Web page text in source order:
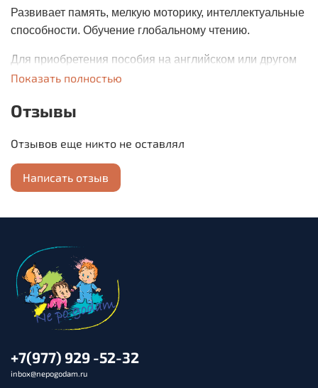
Развивает память, мелкую моторику, интеллектуальные
способности. Обучение глобальному чтению.
Для приобретения пособия на английском или другом
языке (при заказе укажите в комментариях).
Показать полностью
Отзывы
Отзывов еще никто не оставлял
Написать отзыв
+7(977) 929 -52-32
inbox@nepogodam.ru